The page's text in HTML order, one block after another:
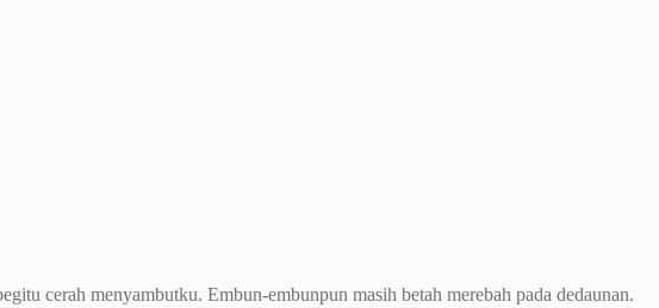
cerah menyambutku. Embun-embunpun masih betah merebah pada dedaunan.